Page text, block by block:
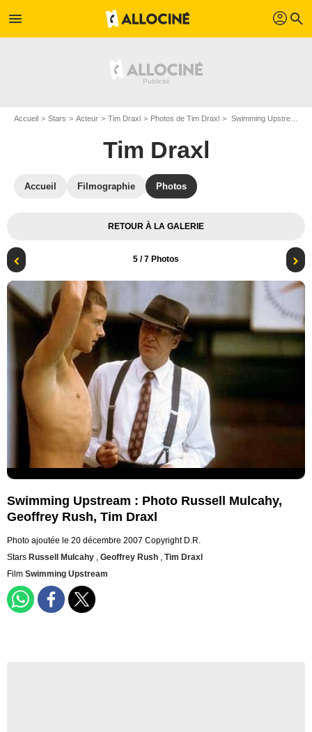
menu profil search
Accueil Stars Acteur Tim Draxl Photos de Tim Draxl Swimming Upstream : Photo Russell Mulcahy, Geoffrey Rush, Tim Draxl
Tim Draxl
Accueil Filmographie Photos
RETOUR À LA GALERIE
5 / 7 Photos
Swimming Upstream : Photo Russell Mulcahy,
Geoffrey Rush, Tim Draxl
Photo ajoutée le 20 décembre 2007 Copyright D.R.
Stars Russell Mulcahy , Geoffrey Rush , Tim Draxl
Film Swimming Upstream